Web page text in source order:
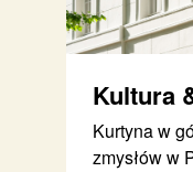
Kultura
Kurtyna w
zmysłów w